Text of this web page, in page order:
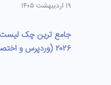
۱۹ اردیبهشت ۱۴۰۵
جامع ترین چک
۲۰۲۶ (وردپرس و اختصاصی)